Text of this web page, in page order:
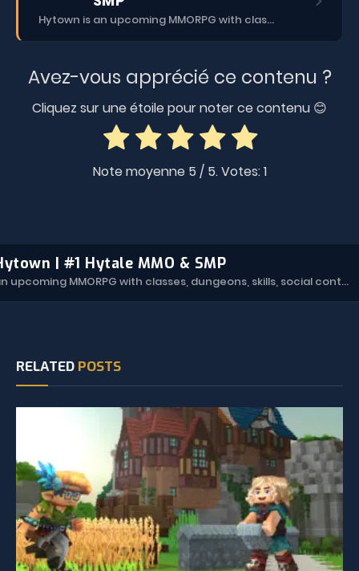
Hytown is an upcoming MMORPG with classes, dungeons, skills, social content, and more.
Avez-vous apprécié ce contenu ?
Cliquez sur une étoile pour noter ce contenu 😊
Note moyenne 5 / 5. Votes:1
| #1 Hytale MMO & SMP
Hytown is an upcoming MMORPG with classes, dungeons, skills, social content, and more.
RELATED POSTS